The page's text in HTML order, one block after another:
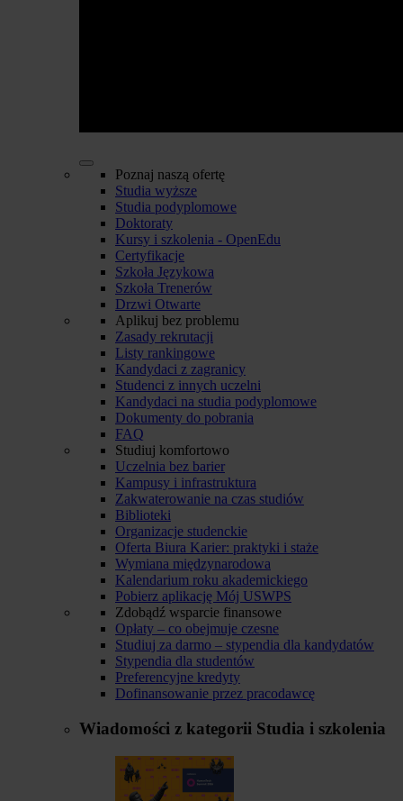
Poznaj naszą ofertę
Studia wyższe
Studia podyplomowe
Doktoraty
Kursy i szkolenia - OpenEdu
Certyfikacje
Szkoła Językowa
Szkoła Trenerów
Drzwi Otwarte
Aplikuj bez problemu
Zasady rekrutacji
Listy rankingowe
Kandydaci z zagranicy
Studenci z innych uczelni
Kandydaci na studia podyplomowe
Dokumenty do pobrania
FAQ
Studiuj komfortowo
Uczelnia bez barier
Kampusy i infrastruktura
Zakwaterowanie na czas studiów
Biblioteki
Organizacje studenckie
Oferta Biura Karier: praktyki i staże
Wymiana międzynarodowa
Kalendarium roku akademickiego
Pobierz aplikację Mój USWPS
Zdobądź wsparcie finansowe
Opłaty – co obejmuje czesne
Studiuj za darmo – stypendia dla kandydatów
Stypendia dla studentów
Preferencyjne kredyty
Dofinansowanie przez pracodawcę
Wiadomości z kategorii Studia i szkolenia